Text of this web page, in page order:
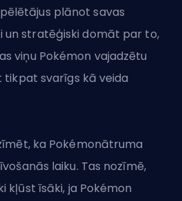
plānot savas
stratēģiski domāt par to,
viņu Pokémon vajadzētu
tikpat svarīgs kā veida
ka Pokémonātruma
laiku. Tas nozīmē,
kļūst īsāki, ja Pokémon